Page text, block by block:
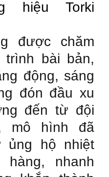
hiệu Torki
được chăm
bài bản,
động, sáng
đón đầu xu
đến từ đội
mô hình đã
ủng hộ nhiệt
nhanh